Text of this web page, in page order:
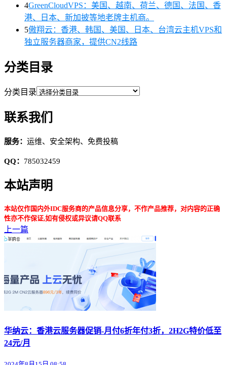
4GreenCloudVPS：美国、越南、荷兰、德国、法国、香
港、日本、新加披等地老牌主机商。
5傲翔云：香港、韩国、美国、日本、台湾云主机VPS和
独立服务器商家，提供CN2线路
分类目录
分类目录
联系我们
服务： 运维、安全架构、免费投稿
QQ： 785032459
本站声明
本站仅作国内外IDC服务商的产品信息分享，不作产品推荐，对内容的正确
性亦不作保证,如有侵权或异议请QQ联系
上一篇
华纳云：香港云服务器促销-月付6折年付3折，2H2G特价低至
24元/月